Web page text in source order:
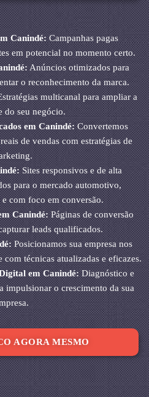
Canindé:Campanhas pagas
em potencial no momento certo.
Anúncios otimizados para
o reconhecimento da marca.
multicanal para ampliar a
do seu negócio.
em Canindé:Convertemos
de vendas com estratégias de
Sites responsivos e de alta
para o mercado automotivo,
com foco em conversão.
Canindé:Páginas de conversão
leads qualificados.
Posicionamos sua empresa nos
técnicas atualizadas e eficazes.
em Canindé:Diagnóstico e
impulsionar o crescimento da sua
AGORA MESMO